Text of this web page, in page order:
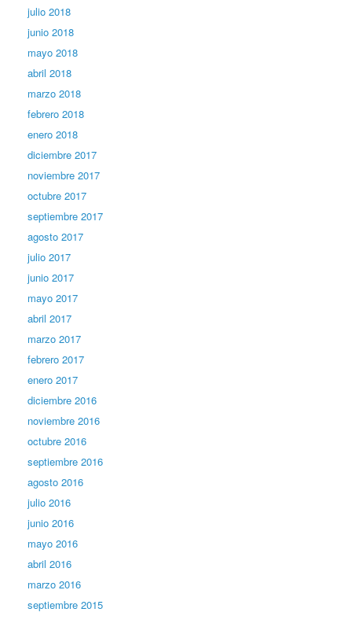
julio 2018
junio 2018
mayo 2018
abril 2018
marzo 2018
febrero 2018
enero 2018
diciembre 2017
noviembre 2017
octubre 2017
septiembre 2017
agosto 2017
julio 2017
junio 2017
mayo 2017
abril 2017
marzo 2017
febrero 2017
enero 2017
diciembre 2016
noviembre 2016
octubre 2016
septiembre 2016
agosto 2016
julio 2016
junio 2016
mayo 2016
abril 2016
marzo 2016
septiembre 2015